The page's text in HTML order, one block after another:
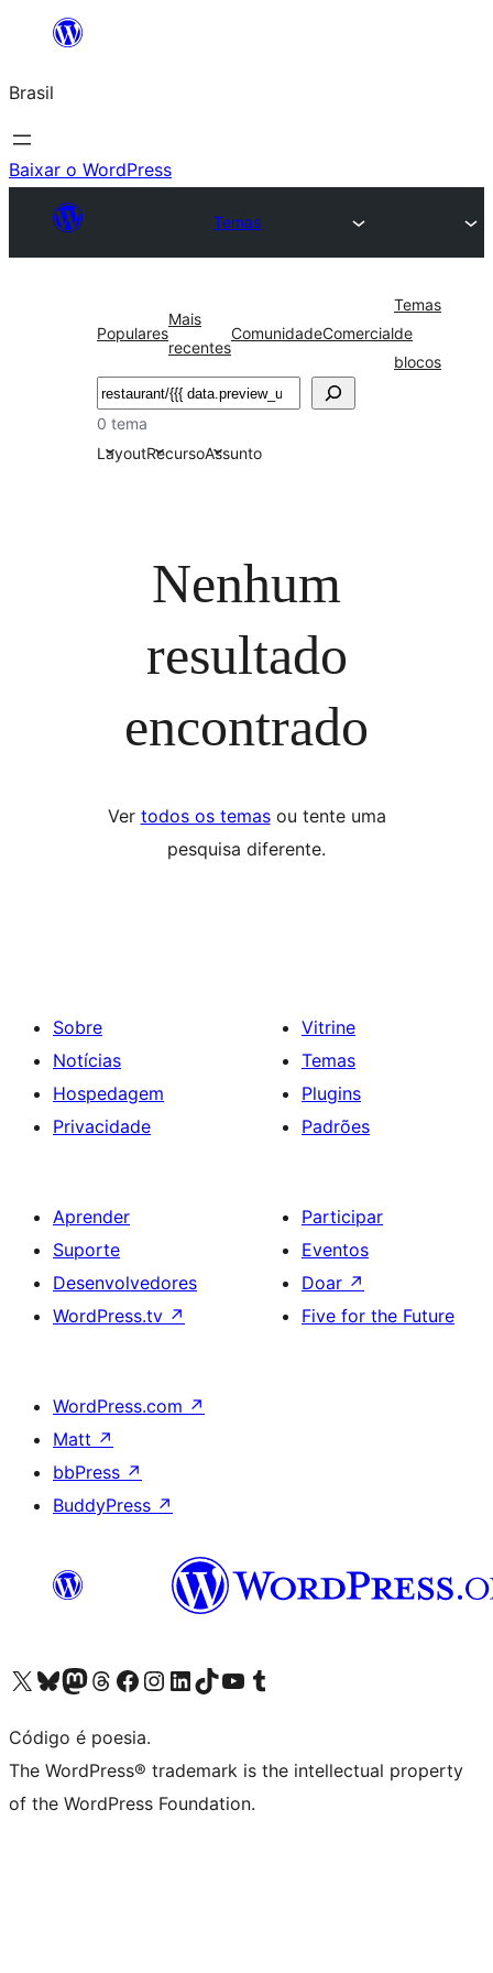
o
conteúdo
Brasil
Baixar o WordPress
Temas
Populares
Mais
recentes
ComunidadeComercial
Temas
de
blocos
Pesquisar
0 tema
LayoutRecursoAssunto
Nenhum
resultado
encontrado
Ver todos os temasou tente uma
pesquisa diferente.
Sobre
Notícias
Hospedagem
Privacidade
Vitrine
Temas
Plugins
Padrões
Aprender
Suporte
Desenvolvedores
WordPress.tv ↗
Participar
Eventos
Doar ↗
Five for the Future
WordPress.com ↗
Matt ↗
bbPress ↗
BuddyPress ↗
Acessar nossa conta do X (antigo Twitter)
Acessar nossa conta do Bluesky
Acessar nossa conta do Mastodon
Acessar nossa conta do Threads
Acessar nossa página do Facebook
Acessar nossa conta do Instagram
Acessar nossa conta do LinkedIn
Acessar nossa conta do TikTok
Acessar nosso canal do YouTube
Acessar nossa conta no Tumblr
Código é poesia.
The WordPress® trademark is the intellectual property
of the WordPress Foundation.